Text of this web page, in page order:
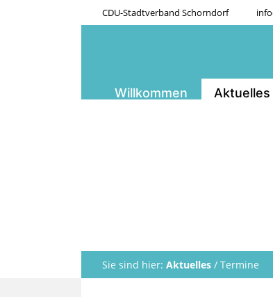
CDU-Stadtverband Schorndorf
Willkommen Aktuelles
Sie sind hier: Aktuelles / Termine